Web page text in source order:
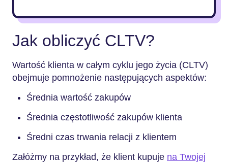
Jak obliczyć CLTV?
Wartość klienta w całym cyklu jego życia (CLTV)
obejmuje pomnożenie następujących aspektów:
Średnia wartość zakupów
Średnia częstotliwość zakupów klienta
Średni czas trwania relacji z klientem
Załóżmy na przykład, że klient kupuje na Twojej